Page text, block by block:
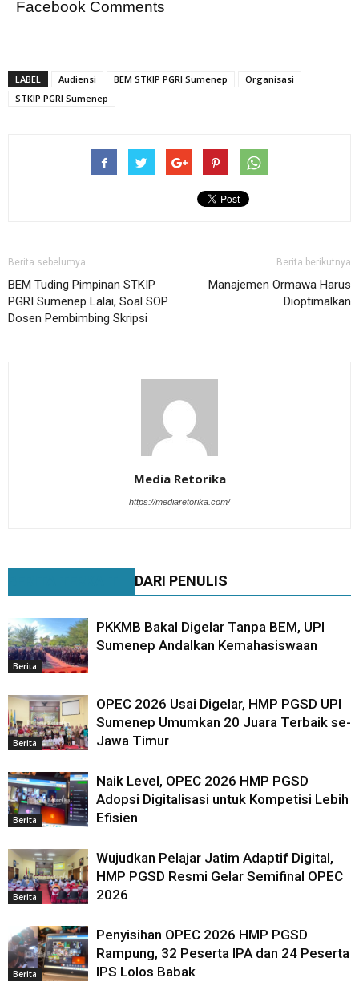
Facebook Comments
LABEL Audiensi BEM STKIP PGRI Sumenep
Organisasi
STKIP PGRI Sumenep
Berita sebelumya
BEM Tuding Pimpinan STKIP
PGRI Sumenep Lalai, Soal SOP
Dosen Pembimbing Skripsi
Berita berikutnya
Manajemen Ormawa Harus
Dioptimalkan
Media Retorika
https://mediaretorika.com/
DARI PENULIS
Berita
PKKMB Bakal Digelar Tanpa BEM, UPI
Sumenep Andalkan Kemahasiswaan
Berita
OPEC 2026 Usai Digelar, HMP PGSD UPI
Sumenep Umumkan 20 Juara Terbaik se-
Jawa Timur
Berita
Naik Level, OPEC 2026 HMP PGSD
Adopsi Digitalisasi untuk Kompetisi Lebih
Efisien
Berita
Wujudkan Pelajar Jatim Adaptif Digital,
HMP PGSD Resmi Gelar Semifinal OPEC
2026
Berita
Penyisihan OPEC 2026 HMP PGSD
Rampung, 32 Peserta IPA dan 24 Peserta
IPS Lolos Babak